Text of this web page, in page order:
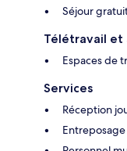
Séjour
Télétravail et
Espaces de
Services
Réception